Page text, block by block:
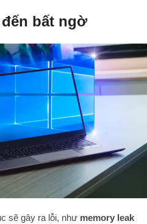
bất ngờ
sẽ gây ra lỗi, như memory leak